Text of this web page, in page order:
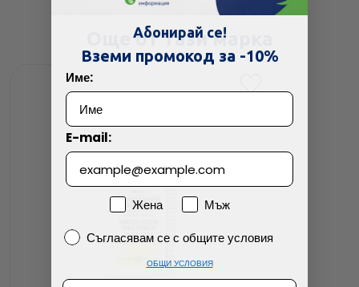
Още от тази марка
Абонирай се!
Вземи промокод за -10%
Име:
E-mail:
ПолЖена
Мъж
Съгласявам се с общите условия
Съгласявам се с общите условия
ОБЩИ УСЛОВИЯ